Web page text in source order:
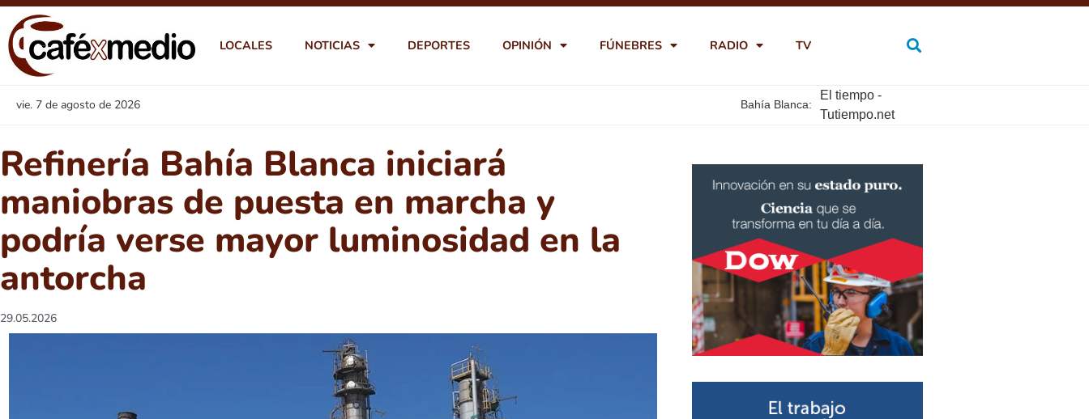
LOCALES NOTICIAS DEPORTES OPINIÓN FÚNEBRES RADIO TV
vie. 7 de agosto de 2026 Bahía Blanca:
El tiempo -
Tutiempo.net
Refinería Bahía Blanca iniciará
maniobras de puesta en marcha y
podría verse mayor luminosidad en la
antorcha
29.05.2026